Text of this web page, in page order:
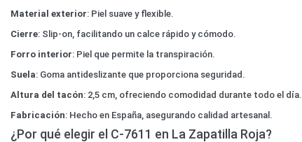
Material exterior: Piel suave y flexible.
Cierre: Slip-on, facilitando un calce rápido y cómodo.
Forro interior: Piel que permite la transpiración.
Suela: Goma antideslizante que proporciona seguridad.
Altura del tacón: 2,5 cm, ofreciendo comodidad durante todo el día.
Fabricación: Hecho en España, asegurando calidad artesanal.
¿Por qué elegir el C-7611 en La Zapatilla Roja?